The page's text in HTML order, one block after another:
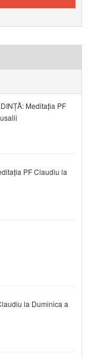
Meditația PF
PF Claudiu la
la Duminica a